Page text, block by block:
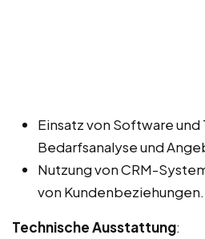
Einsatz von Software und
Bedarfsanalyse und
Nutzung von CRM-
von Kundenbeziehungen.
Technische Ausstattung: